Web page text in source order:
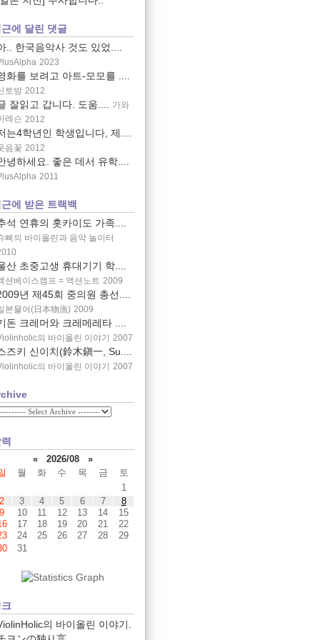
에 달린 댓글
.. 한국음악사 것도 있었....
2023
화를 보려고 아트-모모를 ....
토방 2012
잘읽고 갑니다. 도움.... 가와
레슨 2012
는4학년인 학생입니다, 제....
음꽃 2012
녕하세요. 좋은 데서 유학....
2011
에 받은 트랙백
석 연휴의 홋카이도 가족....
삐의 바이올린과 음악 놀이터
산 초중고생 휴대기기 학....
션베이스캠프 = 액션노트 2009
년 제45회 중의원 총선....
본물어(日本物漁) 2009
돈 크레머와 크레메레타 ....
의 바이올린 이야기 2007
즈키 신이치(鈴木鎭一, Su....
의 바이올린 이야기 2007
«
2026/08
»
월 화 수 목 금
토
1
2
3 4 5 6 7
8
9
10 11 12 13 14
15
17 18 19 20 21
22
24 25 26 27 28
29
31
의 바이올린 이야기.